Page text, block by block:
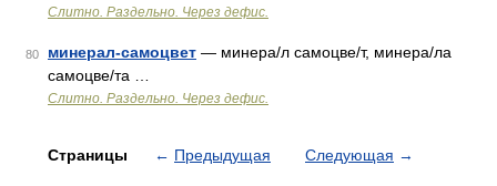
Слитно. Раздельно. Через дефис.
80 минерал-самоцвет — минера/л самоцве/т, минера/ла
самоцве/та …
Слитно. Раздельно. Через дефис.
Страницы ← Предыдущая Следующая →